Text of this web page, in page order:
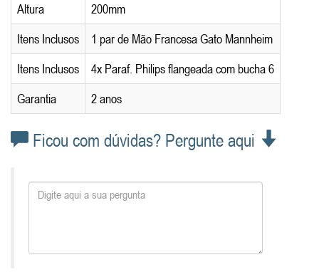
Altura
200mm
Itens Inclusos
1 par de Mão Francesa Gato Mannheim
Itens Inclusos
4x Paraf. Philips flangeada com bucha 6
Garantia
2 anos
Ficou com dúvidas? Pergunte aqui